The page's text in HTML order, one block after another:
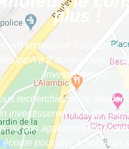
plus !
d’Immobilier Solutions
de A à Z durant toute la
investissement.
recherchiez votre
investissement locatif dans
ou son agglomération, nous
écoute pour une acquisition